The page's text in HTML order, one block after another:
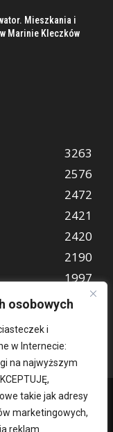
osobowych
i
w Internecie:
na najwyższym
takie jak adresy
marketingowych,
reklam
Mieszkania i
Marinie Kleczków
3263
2576
2472
2421
2420
2190
1997
849